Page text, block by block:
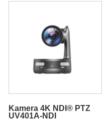
Kamera 4K NDI® PTZ
UV401A-NDI